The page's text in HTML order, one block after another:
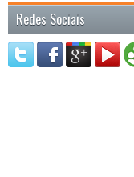
Redes Sociais